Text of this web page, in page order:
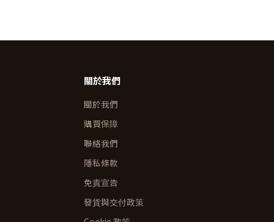
關於我們
關於我們
購買保障
聯絡我們
隱私條款
免責宣告
發貨與交付政策